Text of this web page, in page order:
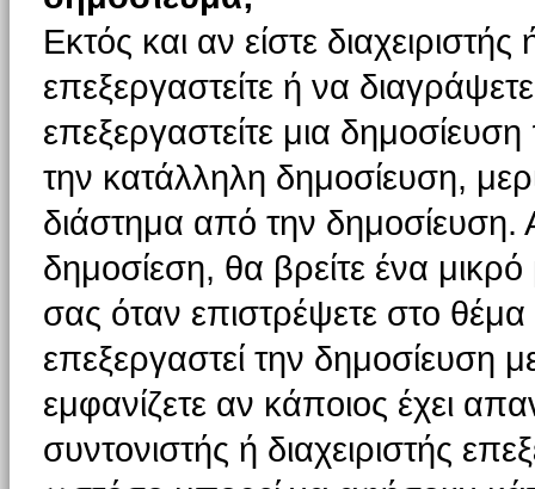
Εκτός και αν είστε
επεξεργαστείτε ή να
επεξεργαστείτε μια
την κατάλληλη δημοσίευση,
διάστημα από την δημοσίευση.
δημοσίεση, θα βρείτε ένα
σας όταν επιστρέψετε στο
επεξεργαστεί την δημοσίευση
εμφανίζετε αν κάποιος έχει
συντονιστής ή διαχειριστής